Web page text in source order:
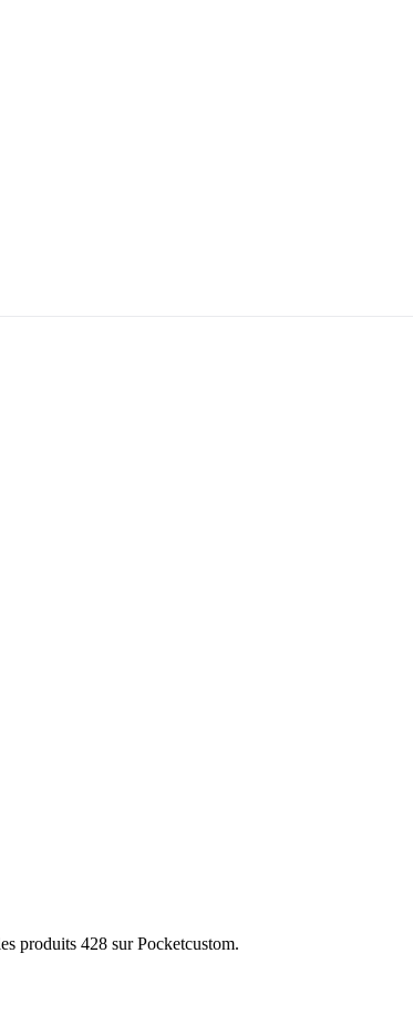
produits 428 sur Pocketcustom.